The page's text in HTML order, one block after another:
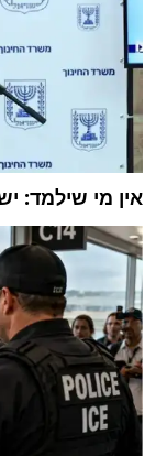
אין מי שילמד: